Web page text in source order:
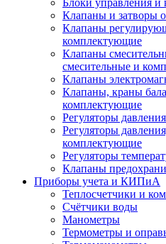
Блоки управления и
Клапаны и затворы
Клапаны
комплектующие
Клапаны
смесительные и
Клапаны
Клапаны, краны
комплектующие
Регуляторы
Регуляторы
комплектующие
Регуляторы
Клапаны
Приборы учета и КИПиА
Теплосчетчики и
Счётчики воды
Манометры
Термометры и